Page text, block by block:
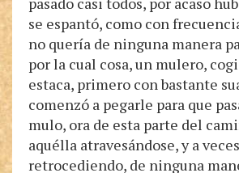
se espantó, como con
no quería de ninguna manera
por la cual cosa, un mulero,
estaca, primero con bastante
comenzó a pegarle para que
mulo, ora de esta parte del
aquélla atravesándose, y a veces
retrocediendo, de ninguna